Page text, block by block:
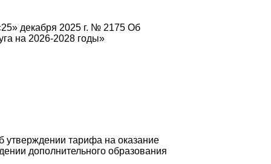
декабря 2025 г. № 2175 Об
на 2026-2028 годы»
утверждении тарифа на оказание
дополнительного образования